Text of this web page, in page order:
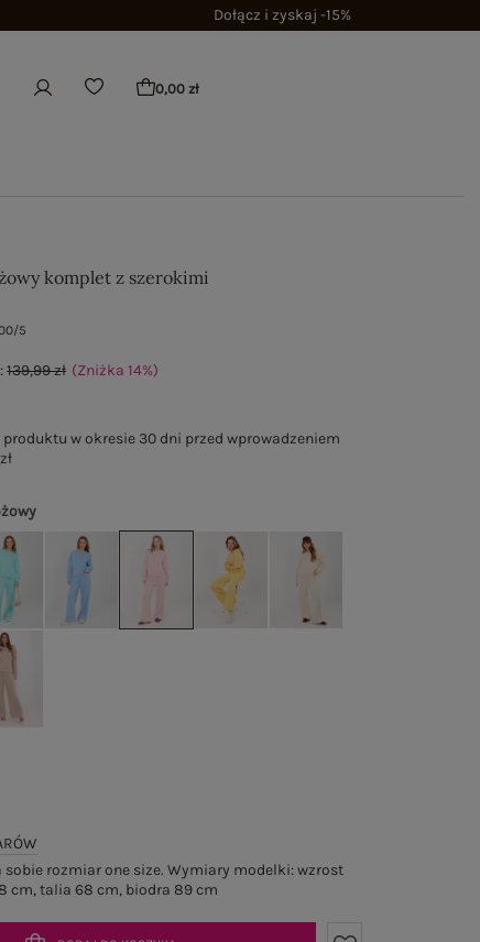
Dołącz i zyskaj -15%
0,00 zł
komplet z szerokimi
5
sobie rozmiar one size. Wymiary modelki: wzrost
cm, talia 68 cm, biodra 89 cm
139,99 zł (Zniżka14%)
w okresie 30 dni przed wprowadzeniem